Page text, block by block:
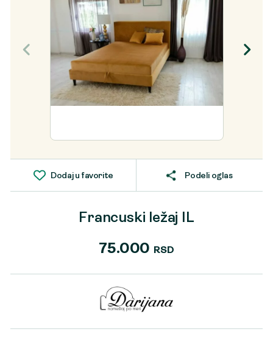
Dodaj u favorite Podeli oglas
Francuski ležaj IL
75.000 RSD